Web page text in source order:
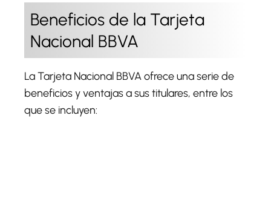
Beneficios de la Tarjeta
Nacional BBVA
La Tarjeta Nacional BBVA ofrece una serie de
beneficios y ventajas a sus titulares, entre los
que se incluyen: